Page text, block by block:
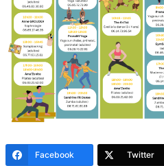
Facebook Twitter